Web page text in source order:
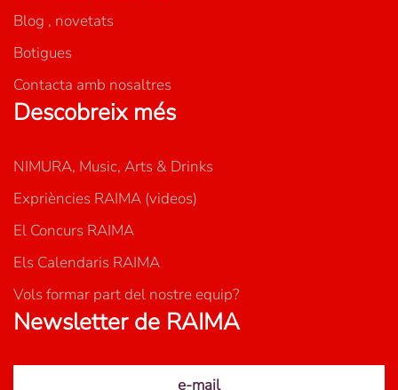
Blog , novetats
Botigues
Contacta amb nosaltres
Descobreix més
NIMURA, Music, Arts & Drinks
Expriències RAIMA (videos)
El Concurs RAIMA
Els Calendaris RAIMA
Vols formar part del nostre equip?
Newsletter de RAIMA
e-mail